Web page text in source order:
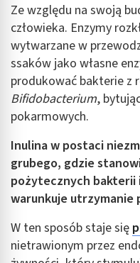
Ze względu na swoją
człowieka. Enzymy
wytwarzane w
ssaków jako własne
produkować bakterie z
Bifidobacterium,
pokarmowych.
Inulina w postaci
grubego, gdzie
pożytecznych bakterii
warunkuje
W ten sposób staje się
nietrawionym przez